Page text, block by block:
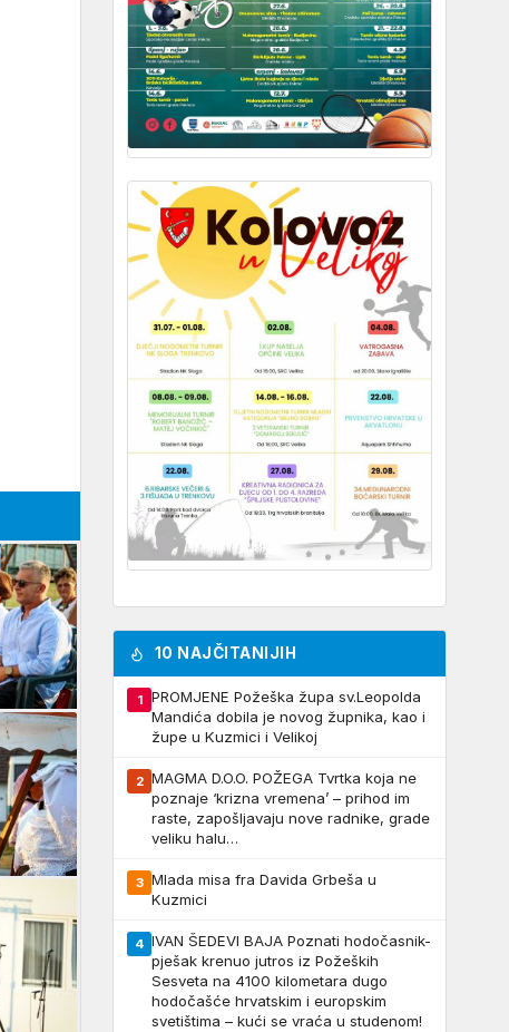
10 NAJČITANIJIH
1
PROMJENE Požeška župa sv.Leopolda
Mandića dobila je novog župnika, kao i
župe u Kuzmici i Velikoj
2 MAGMA D.O.O. POŽEGA Tvrtka koja ne
poznaje ‘krizna vremena’ – prihod im
raste, zapošljavaju nove radnike, grade
veliku halu…
3 Mlada misa fra Davida Grbeša u
Kuzmici
4 IVAN ŠEDEVI BAJA Poznati hodočasnik-
pješak krenuo jutros iz Požeških
Sesveta na 4100 kilometara dugo
hodočašće hrvatskim i europskim
svetištima – kući se vraća u studenom!